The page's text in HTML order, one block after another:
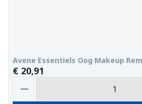
Avene Essentiels Oog Makeup
€ 20,91